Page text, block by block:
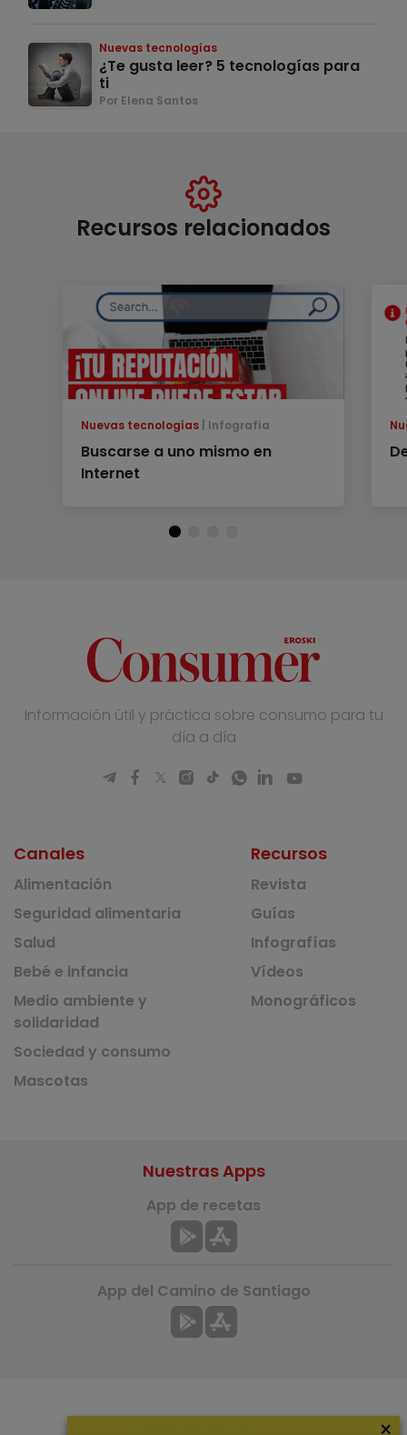
Nuevas tecnologías
¿Te gusta leer? 5 tecnologías para
ti
Por Elena Santos
Recursos relacionados
Nuevas tecnologías Infografía
Buscarse a uno mismo en
Internet
Información útil y práctica sobre consumo para tu
día a día
Canales
Alimentación
Seguridad alimentaria
Salud
Bebé e infancia
Medio ambiente y
solidaridad
Sociedad y consumo
Mascotas
Recursos
Revista
Guías
Infografías
Vídeos
Monográficos
Nuestras Apps
App de recetas
App del Camino de Santiago